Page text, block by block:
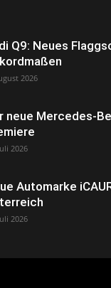
Q9: Neues
2026
neue Mercedes-
2026
Automarke
2026